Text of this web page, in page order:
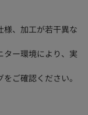
、加工が若干異な
ー環境により、実
ご確認ください。